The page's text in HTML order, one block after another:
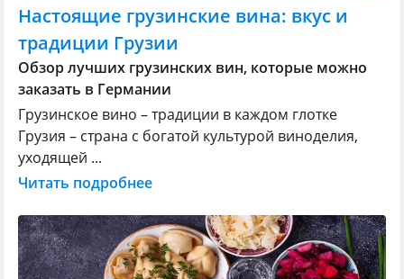
Настоящие грузинские вина: вкус и
традиции Грузии
Обзор лучших грузинских вин, которые можно
заказать в Германии
Грузинское вино – традиции в каждом глотке
Грузия – страна с богатой культурой виноделия,
уходящей ...
Читать подробнее